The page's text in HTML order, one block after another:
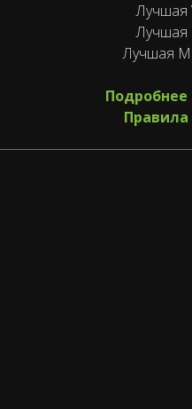
Лучшая
Лучшая
Лучшая
Подробнее
Правила